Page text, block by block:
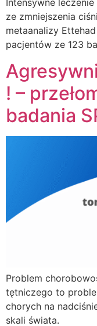
Intensywne
ze zmniejszenia
metaanalizy
pacjentów ze 123
! –
badania
Problem
tętniczego to
chorych na
skali świata.